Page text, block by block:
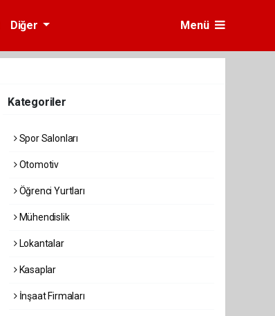
Diğer Menü
Kategoriler
Spor Salonları
Otomotiv
Öğrenci Yurtları
Mühendislik
Lokantalar
Kasaplar
İnşaat Firmaları